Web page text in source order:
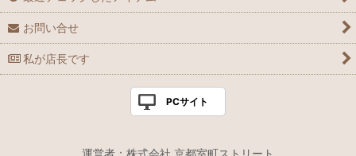
お問い合せ
私が店長です
PCサイト
運営者：株式会社 京都室町ストリート